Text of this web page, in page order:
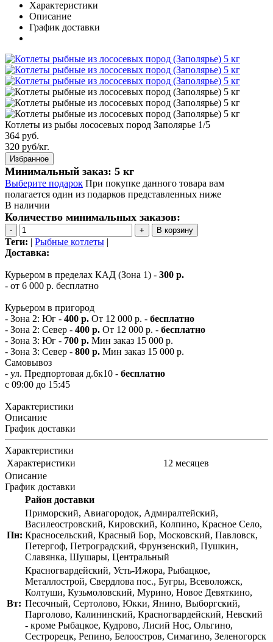
Характеристики
Описание
График доставки
Котлеты из рыбы лососевых пород Заполярье 1/5
364 руб.
320 руб/кг.
Избранное
Минимальный заказ: 5 кг
Выберите подарок При покупке данного товара вам
полагается один из подарков представленных ниже
В наличии
Количество минимальных заказов:
В корзину
Теги: | Рыбные котлеты |
Доставка:
Курьером в пределах КАД (Зона 1) - 300 р.
- от 6 000 р. бесплатно
Курьером в пригород
- Зона 2: Юг - 400 р. От 12 000 р. - бесплатно
- Зона 2: Север - 400 р. От 12 000 р. - бесплатно
- Зона 3: Юг - 700 р. Мин заказ 15 000 р.
- Зона 3: Север - 800 р. Мин заказ 15 000 р.
Самовывоз
- ул. Предпортовая д.6к10 - бесплатно
с 09:00 до 15:45
Характеристики
Описание
График доставки
Характеристики
Характеристики
12 месяцев
Описание
График доставки
Район доставки
Пн:
Приморский, Авиагородок, Адмиралтейский,
Василеостровский, Кировский, Колпино, Красное Село,
Красносельский, Красный Бор, Московский, Павловск,
Петергоф, Петроградский, Фрунзенский, Пушкин,
Славянка, Шушары, Центральный
Вт:
Красногвардейский, Усть-Ижора, Рыбацкое,
Металлострой, Свердлова пос., Бугры, Всеволожск,
Колтуши, Кузьмоловский, Мурино, Новое Девяткино,
Песочный, Сертолово, Юкки, Янино, Выборгский,
Парголово, Калининский, Красногвардейский, Невский
- кроме Рыбацкое, Кудрово, Лисий Нос, Ольгино,
Сестрорецк, Репино, Белоостров, Симагино, Зеленогорск